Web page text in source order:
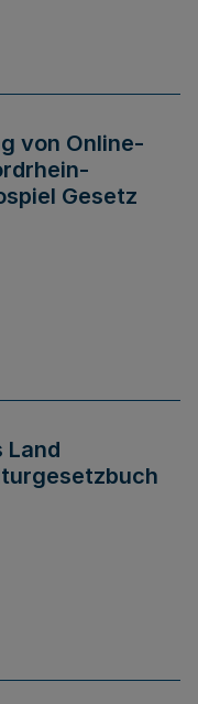
von Online-
Gesetz
Land